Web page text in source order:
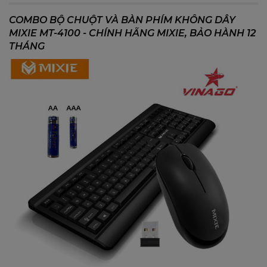
COMBO BỘ CHUỘT VÀ BÀN PHÍM KHÔNG DÂY
MIXIE MT-4100 - CHÍNH HÃNG MIXIE, BẢO HÀNH 12
THÁNG